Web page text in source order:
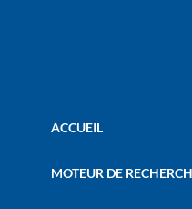
ACCUEIL
MOTEUR DE